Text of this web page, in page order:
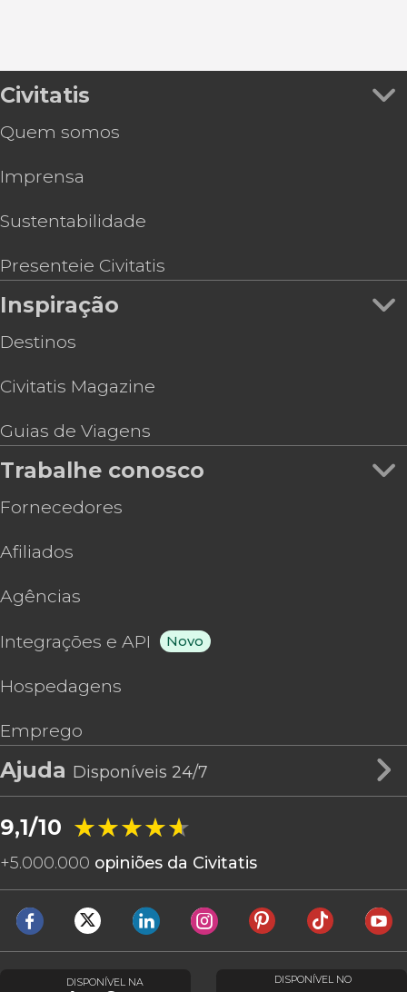
Civitatis
Quem somos
Imprensa
Sustentabilidade
Presenteie Civitatis
Inspiração
Destinos
Civitatis Magazine
Guias de Viagens
Trabalhe conosco
Fornecedores
Afiliados
Agências
Integrações e API Novo
Hospedagens
Emprego
Ajuda Disponíveis 24/7
9,1/10 ★★★★★
★★★★★
+5.000.000 opiniões da Civitatis
DISPONÍVEL NA DISPONÍVEL NO